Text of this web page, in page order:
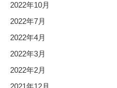
2022年10月
2022年7月
2022年4月
2022年3月
2022年2月